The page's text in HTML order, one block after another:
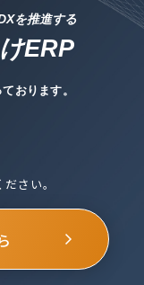
を推進する
ERP
おります。
さい。